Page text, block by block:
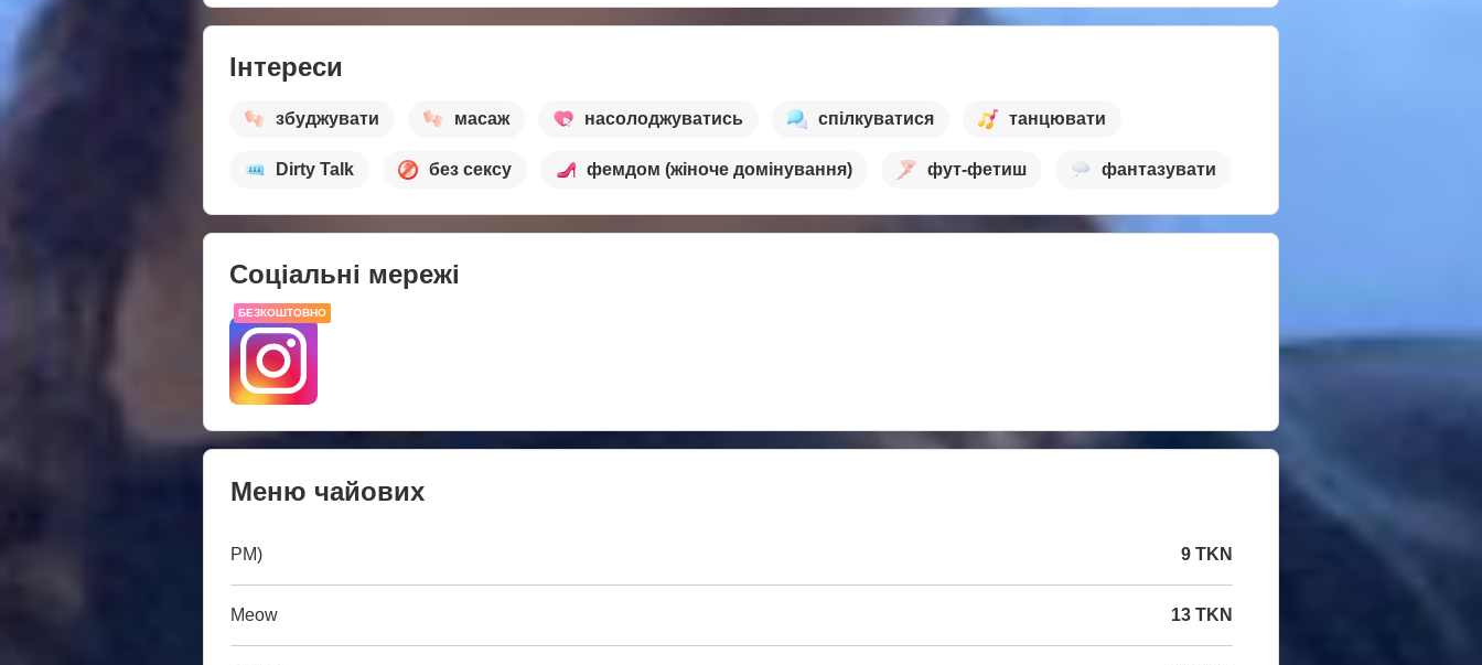
Інтереси
збуджувати масаж насолоджуватись спілкуватися танцювати
Dirty Talk без сексу фемдом (жіноче домінування) фут-фетиш фантазувати
Соціальні мережі
БЕЗКОШТОВНО
Меню чайових
PM) 9 TKN
Meow 13 TKN